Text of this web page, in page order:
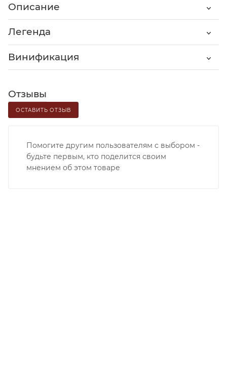
Описание
Легенда
Винификация
Отзывы
ОСТАВИТЬ ОТЗЫВ
Помогите другим пользователям с выбором -
будьте первым, кто поделится своим
мнением об этом товаре